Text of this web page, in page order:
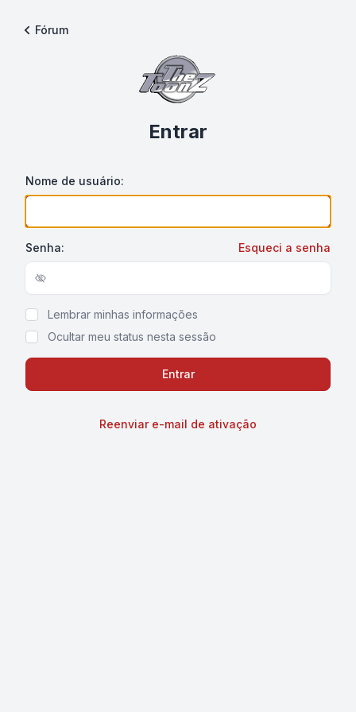
Fórum
Entrar
Nome de usuário:
Senha: Esqueci a senha
Show/hide password
Lembrar minhas informações
Ocultar meu status nesta sessão
Reenviar e-mail de ativação